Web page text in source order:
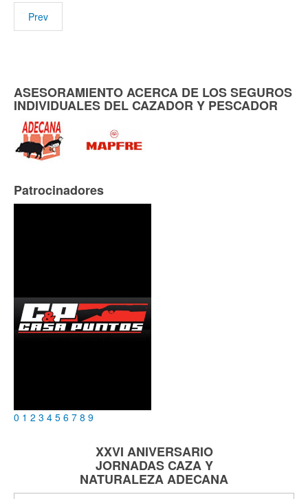
Prev
ASESORAMIENTO ACERCA DE LOS SEGUROS
INDIVIDUALES DEL CAZADOR Y PESCADOR
Patrocinadores
0 1 2 3 4 5 6 7 8 9
XXVI ANIVERSARIO
JORNADASCAZA Y
NATURALEZAADECANA